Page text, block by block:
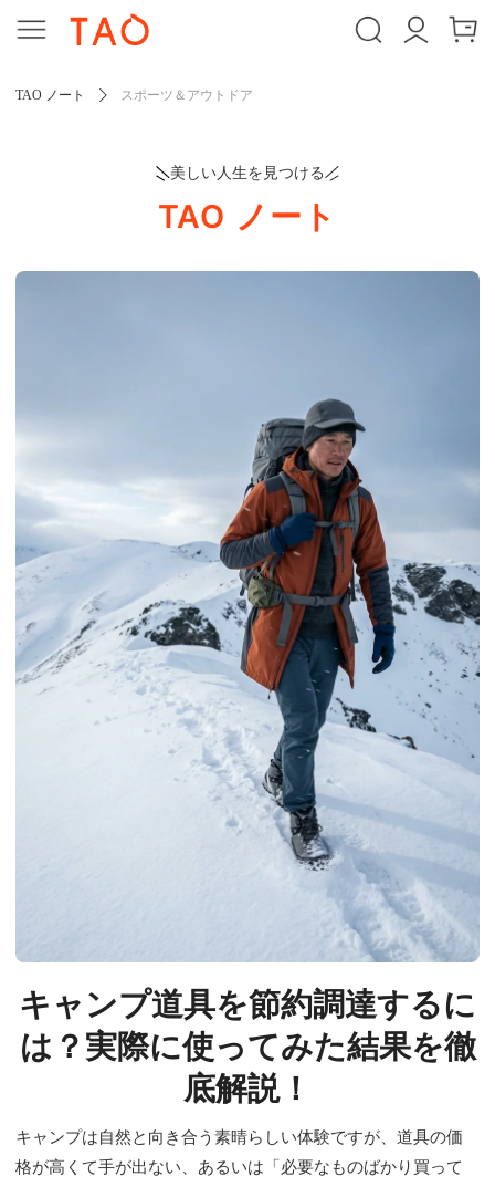
TAO ノート スポーツ＆アウトドア
美しい人生を見つける
TAO ノート
キャンプ道具を節約調達するに
は？実際に使ってみた結果を徹
底解説！
キャンプは自然と向き合う素晴らしい体験ですが、道具の価
格が高くて手が出ない、あるいは「必要なものばかり買って